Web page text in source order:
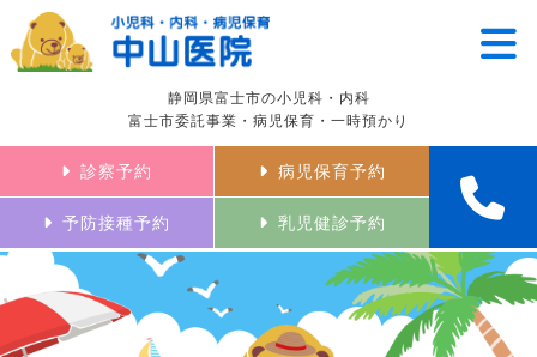
静岡県富士市の小児科・内科
富士市委託事業・病児保育・一時預かり
診察予約 病児保育予約
予防接種予約 乳児健診予約